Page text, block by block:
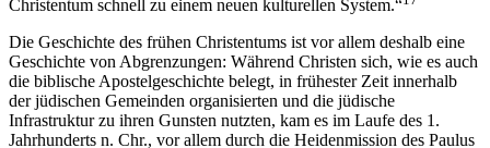
Christentum schnell zu einem neuen kulturellen System.“
Die Geschichte des frühen Christentums ist vor allem deshalb eine
Geschichte von Abgrenzungen: Während Christen sich, wie es auch
die biblische Apostelgeschichte belegt, in frühester Zeit innerhalb
der jüdischen Gemeinden organisierten und die jüdische
Infrastruktur zu ihren Gunsten nutzten, kam es im Laufe des 1.
Jahrhunderts n. Chr., vor allem durch die Heidenmission des Paulus